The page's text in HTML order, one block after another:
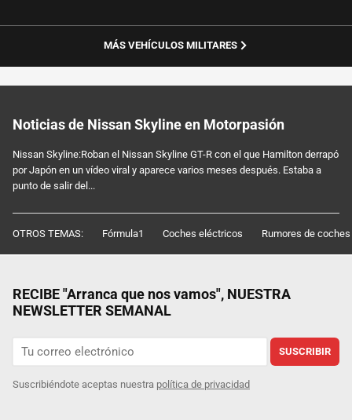
MÁS VEHÍCULOS MILITARES
Noticias de Nissan Skyline en Motorpasión
Nissan Skyline:Roban el Nissan Skyline GT-R con el que Hamilton derrapó
por Japón en un vídeo viral y aparece varios meses después. Estaba a
punto de salir del...
OTROS TEMAS: Fórmula1 Coches eléctricos Rumores de coches
RECIBE "Arranca que nos vamos", NUESTRA
NEWSLETTER SEMANAL
SUSCRIBIR
Suscribiéndote aceptas nuestra política de privacidad